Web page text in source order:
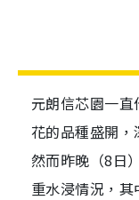
元朗信芯園一
花的品種盛開，
然而昨晚（8日
重水浸情況，